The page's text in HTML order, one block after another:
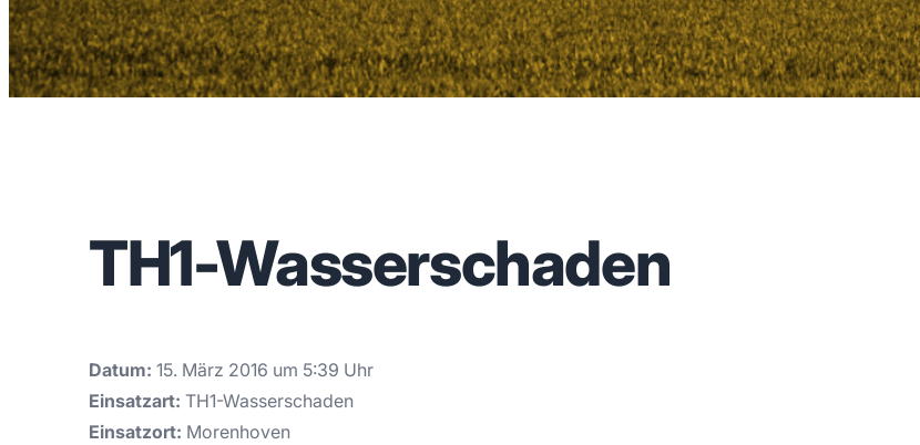
TH1-Wasserschaden
Datum: 15. März 2016 um 5:39 Uhr
Einsatzart: TH1-Wasserschaden
Einsatzort: Morenhoven